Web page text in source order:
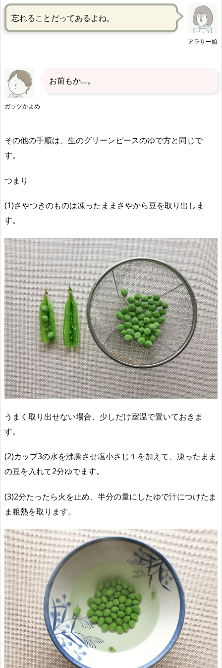
アラサー娘
忘れることだってあるよね。
ガッツかよめ
お前もか…。
その他の手順は、生のグリーンピースのゆで方と同じで
す。
つまり
(1)さやつきのものは凍ったままさやから豆を取り出しま
す。
うまく取り出せない場合、少しだけ室温で置いておきま
す。
(2)カップ3の水を沸騰させ塩小さじ１を加えて、凍ったまま
の豆を入れて2分ゆでます。
(3)2分たったら火を止め、半分の量にしたゆで汁につけたま
ま粗熱を取ります。